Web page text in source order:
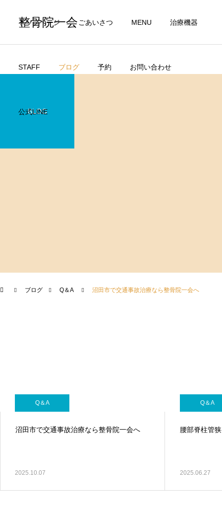
整骨院一会
トップページ ごあいさつ MENU 治療機器
STAFF ブログ 予約 お問い合わせ
公式LINE
一会の【温熱＋ストレッチ】寒さで悪化する肩こり・頭痛
Q＆A
BLOG
ブログ Q＆A 沼田市で交通事故治療なら整骨院一会へ
Q＆A
沼田市で交通事故治療なら整骨院一会へ
2025.10.07
Q＆A
腰部脊柱管
2025.06.27